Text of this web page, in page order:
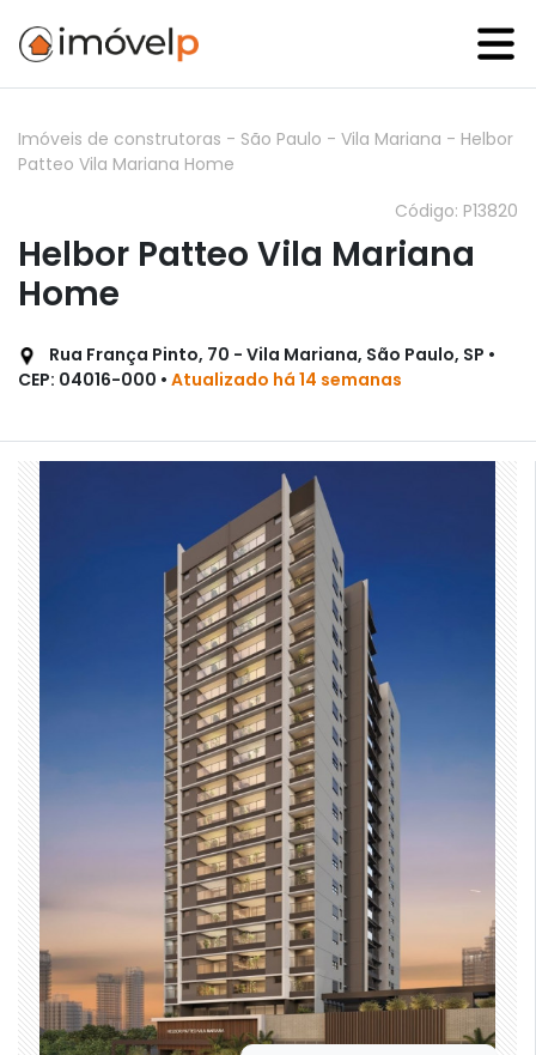
Imóveis de construtoras - São Paulo - Vila Mariana - Helbor
Patteo Vila Mariana Home
Código: P13820
Helbor Patteo Vila Mariana
Home
Rua França Pinto, 70 - Vila Mariana, São Paulo, SP •
CEP: 04016-000 • Atualizado há 14 semanas